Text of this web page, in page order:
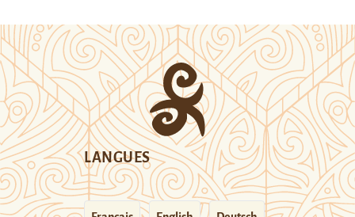
LANGUES